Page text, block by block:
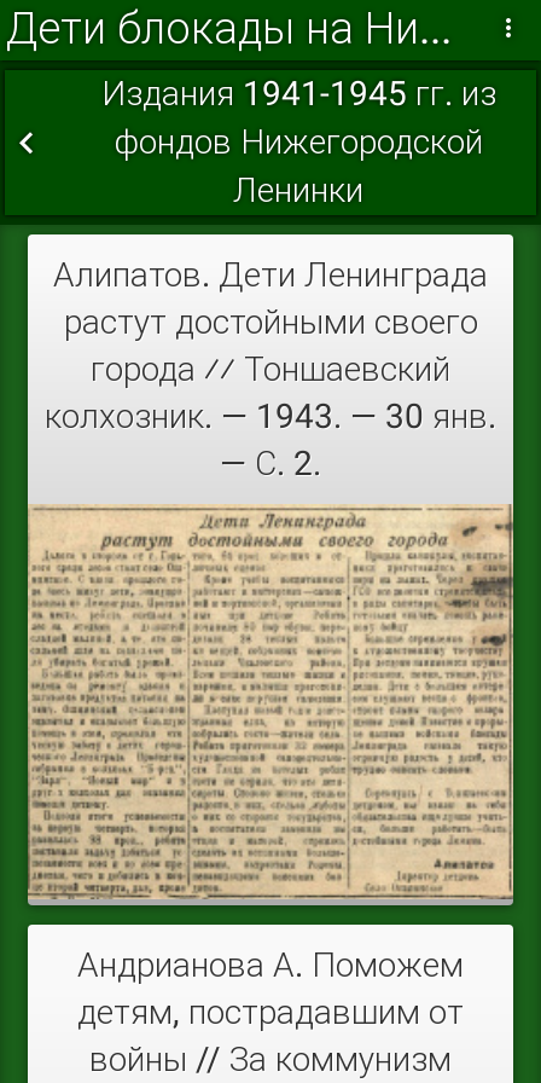
Дети блокады на Нижегородской земле
Издания 1941-1945 гг. из
фондов Нижегородской
Ленинки
Алипатов. Дети Ленинграда
растут достойными своего
города ⁄⁄ Тоншаевский
колхозник. — 1943. — 30 янв.
— С. 2.
Андрианова А. Поможем
детям, пострадавшим от
войны // За коммунизм